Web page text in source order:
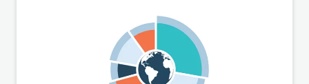
überblicksartig dar, bevor wir in den folgenden
Beiträgen vertiefter auf ausgewählte
Schlüsselelemente der zahlreichen Neuregelungen
eingehen werden.